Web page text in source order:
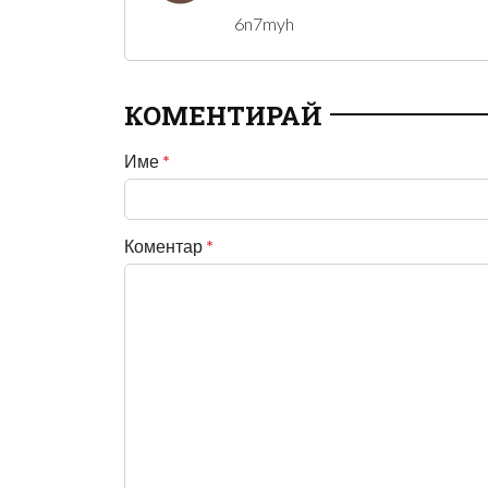
6n7myh
КОМЕНТИРАЙ
Име *
Коментар *